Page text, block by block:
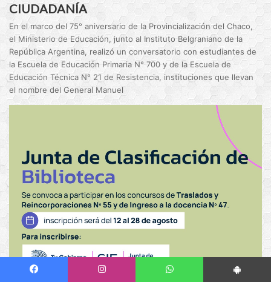
CIUDADANÍA
En el marco del 75° aniversario de la Provincialización del Chaco,
el Ministerio de Educación, junto al Instituto Belgraniano de la
República Argentina, realizó un conversatorio con estudiantes de
la Escuela de Educación Primaria N° 700 y de la Escuela de
Educación Técnica N° 21 de Resistencia, instituciones que llevan
el nombre del General Manuel